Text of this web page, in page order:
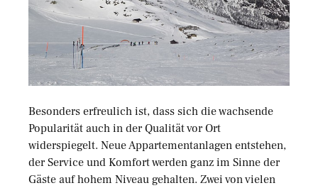
Besonders erfreulich ist, dass sich die wachsende
Popularität auch in der Qualität vor Ort
widerspiegelt. Neue Appartementanlagen entstehen,
der Service und Komfort werden ganz im Sinne der
Gäste auf hohem Niveau gehalten. Zwei von vielen